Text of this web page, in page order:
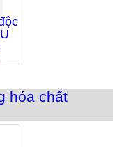
hóa chất